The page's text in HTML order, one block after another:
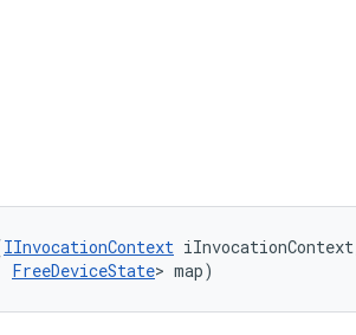
IInvocationContext
FreeDeviceState> map)